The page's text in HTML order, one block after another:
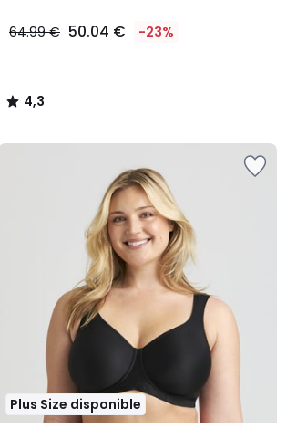
64.99 € 50.04 € -23%
4,3
/
Plus Size disponible